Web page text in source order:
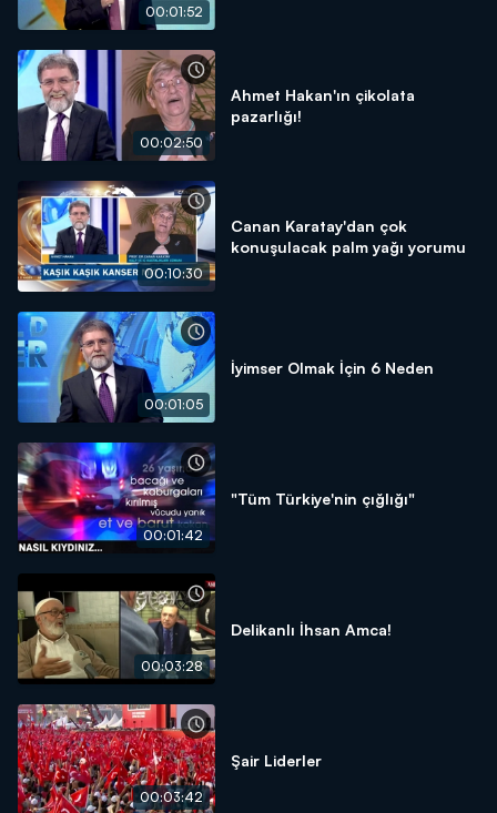
00:01:52
00:02:50
Ahmet Hakan'ın çikolata
pazarlığı!
00:10:30
Canan Karatay'dan çok
konuşulacak palm yağı yorumu
00:01:05
İyimser Olmak İçin 6 Neden
00:01:42
"Tüm Türkiye'nin çığlığı"
00:03:28
Delikanlı İhsan Amca!
00:03:42
Şair Liderler